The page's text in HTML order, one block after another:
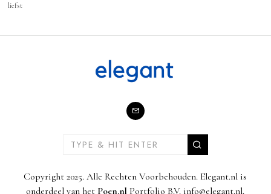
liefst
Copyright 2025. Alle Rechten Voorbehouden. Elegant.nl is
onderdeel van het Poen.nl Portfolio B.V. info@elegant.nl.